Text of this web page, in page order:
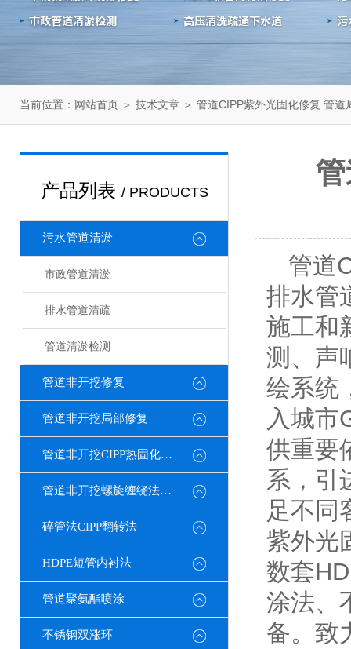
当前位置： 网站首页 ＞ 技术文章 ＞ 管道CIPP紫外光固化修复 管道
产品列表 / PRODUCTS
污水管道清淤
市政管道清淤
排水管道清疏
管道清淤检测
管道非开挖修复
管道非开挖局部修复
管道非开挖CIPP热固化修复
管道非开挖螺旋缠绕法修复
碎管法CIPP翻转法
HDPE短管内衬法
管道聚氨酯喷涂
不锈钢双涨环
管道
排水管
施工和
测、声
绘系统
入城市
供重要
系，引
足不同
紫外光
数套
涂法、
备。致